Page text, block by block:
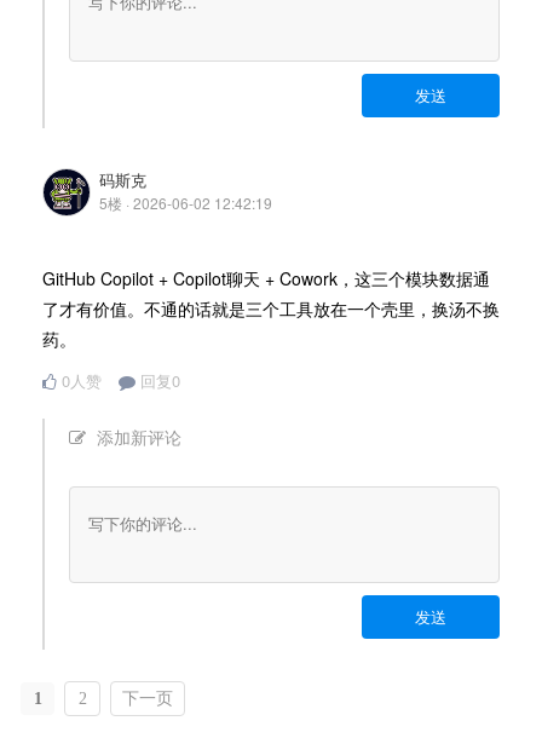
发送
码斯克
5楼 · 2026-06-02 12:42:19
GitHub Copilot + Copilot聊天 + Cowork，这三个模块数据通
了才有价值。不通的话就是三个工具放在一个壳里，换汤不换
药。
0人赞 回复0
添加新评论
发送
1 2 下一页